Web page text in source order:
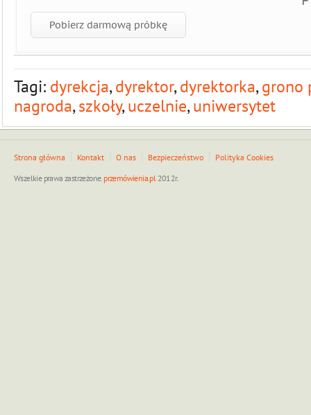
Pobierz darmową próbkę
Tagi: dyrekcja,dyrektor,dyrektorka,grono
nagroda,szkoły,uczelnie,uniwersytet
Strona główna Kontakt O nas Bezpieczeństwo
Polityka Cookies
Wszelkie prawa zastrzeżone. przemówienia.pl2012r.